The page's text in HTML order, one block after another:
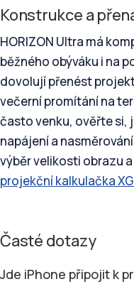
Konstrukce a
HORIZON Ultra má
běžného obýváku i na
dovolují přenést
večerní promítání na
často venku, ověřte si,
napájení a
výběr velikosti obrazu
projekční kalkulačka
Časté dotazy
Jde iPhone připojit k